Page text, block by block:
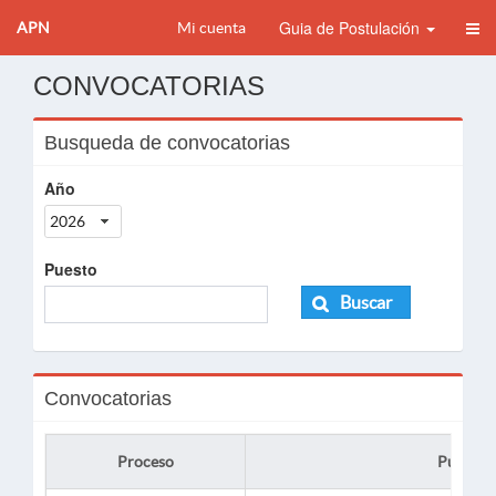
APN Mi cuenta Guia de Postulación
CONVOCATORIAS
Busqueda de convocatorias
Año
2026
Puesto
Buscar
Convocatorias
Proceso Puesto